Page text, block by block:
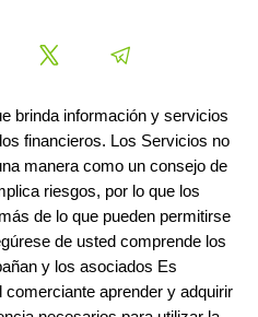
brinda información y servicios
financieros. Los Servicios no
manera como un consejo de
riesgos, por lo que los
de lo que pueden permitirse
de usted comprende los
y los asociados Es
aprender y adquirir